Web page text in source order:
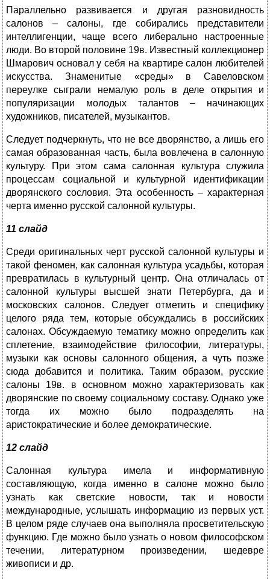
Параллельно развивается и другая разновидность
салонов – салоны, где собирались представители
интеллигенции, чаще всего либерально настроенные
люди. Во второй половине 19в. Известный коллекционер
Шмарович основал у себя на квартире салон любителей
искусства. Знаменитые «среды» в Савеловском
переулке сыграли немалую роль в деле открытия и
популяризации молодых талантов – начинающих
художников, писателей, музыкантов.
Следует подчеркнуть, что не все дворянство, а лишь его
самая образованная часть, была вовлечена в салонную
культуру. При этом сама салонная культура служила
процессам социальной и культурной идентификации
дворянского сословия. Эта особенность – характерная
черта именно русской салонной культуры.
11 слайд
Среди оригинальных черт русской салонной культуры и
такой феномен, как салонная культура усадьбы, которая
превратилась в культурный центр. Она отличалась от
салонной культуры высшей знати Петербурга, да и
московских салонов. Следует отметить и специфику
целого ряда тем, которые обсуждались в российских
салонах. Обсуждаемую тематику можно определить как
сплетение, взаимодействие философии, литературы,
музыки как основы салонного общения, а чуть позже
сюда добавится и политика. Таким образом, русские
салоны 19в. в основном можно характеризовать как
дворянские по своему социальному составу. Однако уже
тогда их можно было подразделять на
аристократические и более демократические.
12 слайд
Салонная культура имела и информативную
составляющую, когда именно в салоне можно было
узнать как светские новости, так и новости
международные, услышать информацию из первых уст.
В целом ряде случаев она выполняла просветительскую
функцию. Где можно было узнать о новом философском
течении, литературном произведении, шедевре
живописи и др.